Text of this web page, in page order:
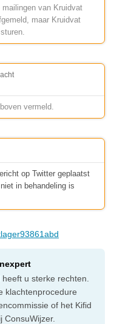
van Kruidvat
maar Kruidvat
vermeld.
op Twitter geplaatst
in behandeling is
u sterke rechten.
klachtenprocedure
of het Kifid
ConsuWijzer.